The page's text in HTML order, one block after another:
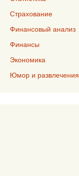
Страхование
Финансовый анализ
Финансы
Экономика
Юмор и развлечения